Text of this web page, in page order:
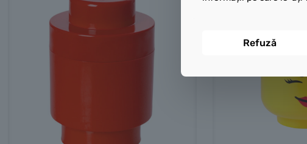
Refuză